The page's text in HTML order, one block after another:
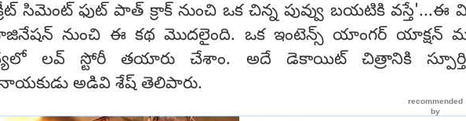
సిమెంట్ ఫుట్ పాత్ క్రాక్ నుంచి ఒక చిన్న పువ్వు బయటికి వస్తే'...ఈ
నుంచి ఈ కథ మొదలైంది. ఒక ఇంటెన్స్ యాంగర్ యాక్షన్
లవ్ స్టోరీ తయారు చేశాం. అదే డెకాయిట్ చిత్రానికి
అడివి శేష్ తెలిపారు.